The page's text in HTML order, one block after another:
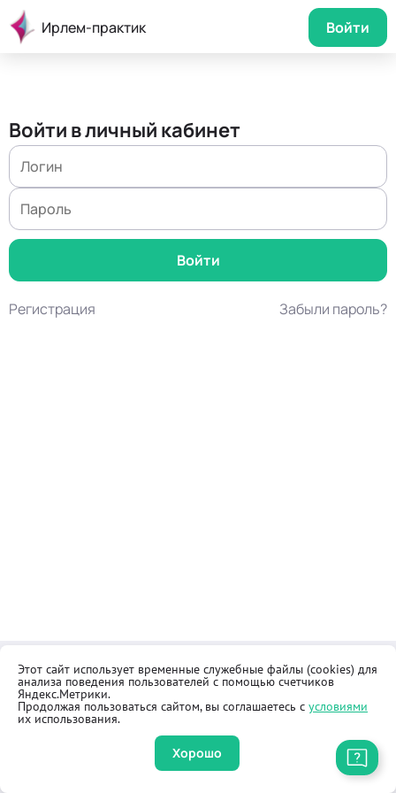
Ирлем-практик Войти
Войти в личный кабинет
Регистрация Забыли пароль?
Контакты
Как купить
Общественная приёмная
Реквизиты
Оферта
Правила продажи товаров
Этот сайт использует временные служебные файлы (cookies) для
анализа поведения пользователей с помощью счетчиков
Яндекс.Метрики.
Продолжая пользоваться сайтом, вы соглашаетесь с условиями
их использования.
Хорошо